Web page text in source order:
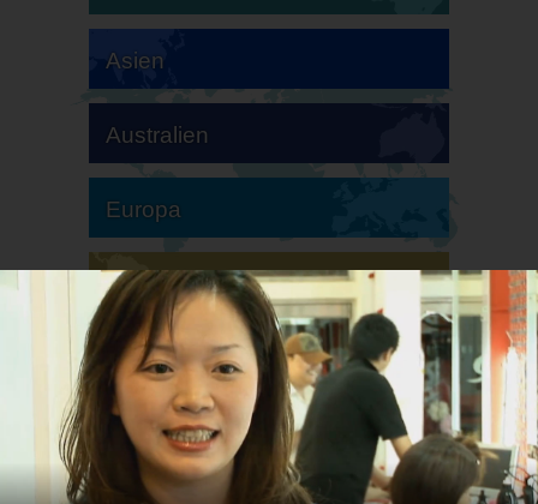
Asien
Australien
Europa
Sydamerika
Nordamerika